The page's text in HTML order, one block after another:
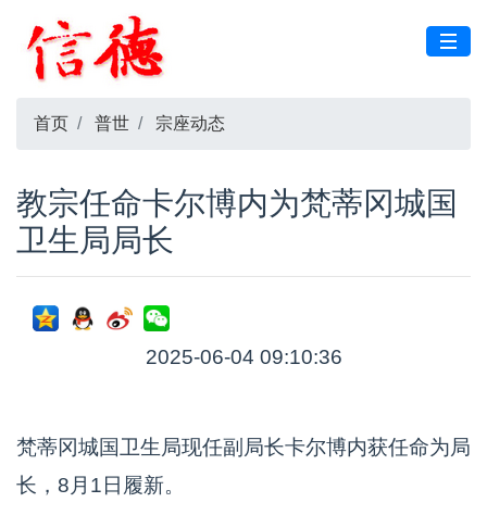
首页 普世 宗座动态
教宗任命卡尔博内为梵蒂冈城国
卫生局局长
2025-06-04 09:10:36
梵蒂冈城国卫生局现任副局长卡尔博内获任命为局
长，8月1日履新。